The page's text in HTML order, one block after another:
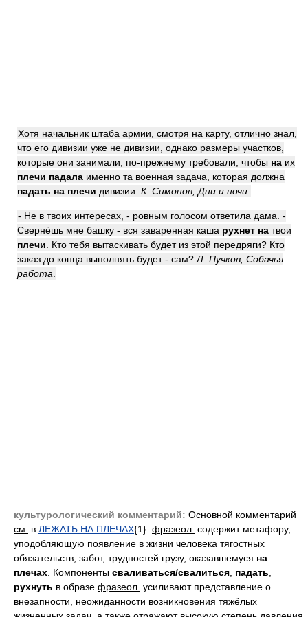
Хотя начальник штаба армии, смотря на карту, отлично знал,
что его дивизии уже не дивизии, однако размеры участков,
которые они занимали, по-прежнему требовали, чтобы на их
плечи падала именно та военная задача, которая должна
падать на плечи дивизии. К. Симонов, Дни и ночи
- Не в твоих интересах, - ровным голосом ответила дама. -
Свернёшь мне башку - вся заваренная каша рухнет на твои
плечи . Кто тебя вытаскивать будет из этой передряги? Кто
заказ до конца выполнять будет - сам? Л. Пучков, Собачья
работа
культурологический комментарий: Основной комментарий
см.
в ЛЕЖАТЬ НА ПЛЕЧАХ{1}. фразеол. содержит метафору,
уподобляющую появление в жизни человека тягостных
обязательств, забот, трудностей грузу, оказавшемуся на
плечах . Компоненты сваливаться/свалиться падать
рухнуть в образе фразеол. усиливают представление о
внезапности, неожиданности возникновения тяжёлых